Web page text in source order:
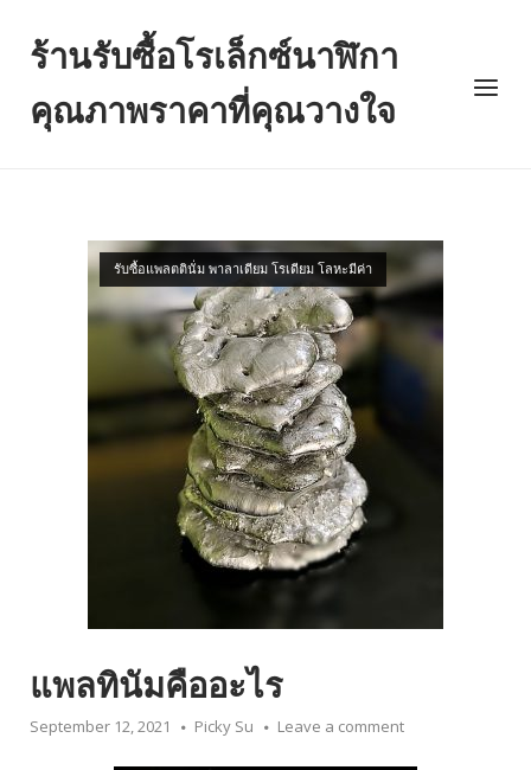
content
ร้านรับซื้อโรเล็กซ์นาฬิกา
คุณภาพราคาที่คุณวางใจ
Menu
รับซื้อแพลตตินั่ม พาลาเดียม โรเดียม โลหะมีค่า
แพลทินัมคืออะไร
September 12, 2021 Picky Su Leave a comment